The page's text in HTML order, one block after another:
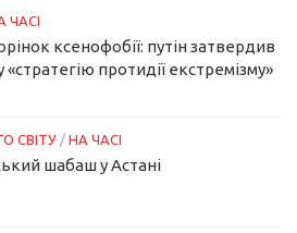
ЧАСІ
ксенофобії: путін затвердив
«стратегію протидії екстремізму»
СВІТУ / НА ЧАСІ
шабаш у Астані